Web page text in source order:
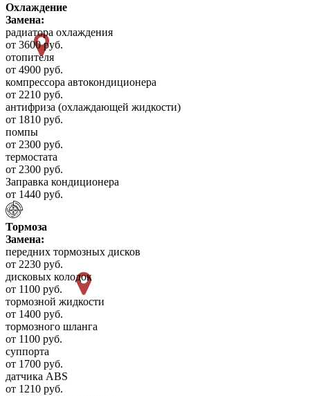
Охлаждение
Замена:
радиатора охлаждения
от 3600 руб.
отопителя
от 4900 руб.
компрессора автокондиционера
от 2210 руб.
антифриза (охлаждающей жидкости)
от 1810 руб.
помпы
от 2300 руб.
термостата
от 2300 руб.
Заправка кондиционера
от 1440 руб.
Тормоза
Замена:
передних тормозных дисков
от 2230 руб.
дисковых колодок
от 1100 руб.
тормозной жидкости
от 1400 руб.
тормозного шланга
от 1100 руб.
суппорта
от 1700 руб.
датчика ABS
от 1210 руб.